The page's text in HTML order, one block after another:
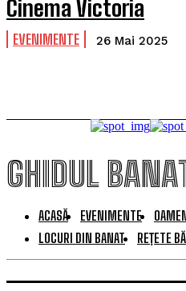
Cinema Victoria
EVENIMENTE 26 Mai 2025
GHIDUL
ACASĂ EVENIMENTE
LOCURI DIN BANAT
REȚETE